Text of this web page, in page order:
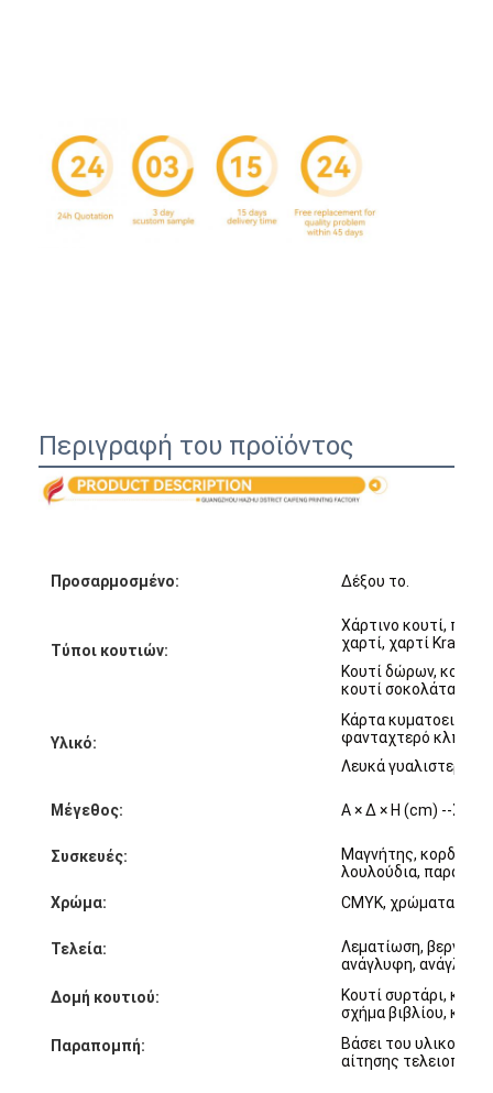
Σπίτι
Σχετικά με εμάς
εκτύπωση συσκευαστικών κουτιών
Καλλυντικό συσκευάζοντας κιβώτιο
Κουτί συσκευασίας ηλεκτρονικών
τσάντες δώρων εγγράφου
Άκαμπτο κιβώτιο δώρων
Περιγραφή του προϊόντος
Προσαρμοσμένο: Δέξου το.
Τύποι κουτιών:
Χάρτινο κουτί,
χαρτί, χαρτί Kraft
Κουτί δώρων, κουτί
κουτί σοκολάτας,
Υλικό:
Κάρτα κυματοειδής,
φανταχτερό κλπ.
Λευκά γυαλιστερά
Μέγεθος: Α × Δ × Η (cm) --
Συσκευές:
Μαγνήτης, κορδέλα,
λουλούδια,
Χρώμα:
CMYK, χρώματα
Τελεία:
Λεματίωση,
ανάγλυφη,
Δομή κουτιού:
Κουτί συρτάρι,
σχήμα βιβλίου,
Παραπομπή:
Βάσει του υλικού,
αίτησης